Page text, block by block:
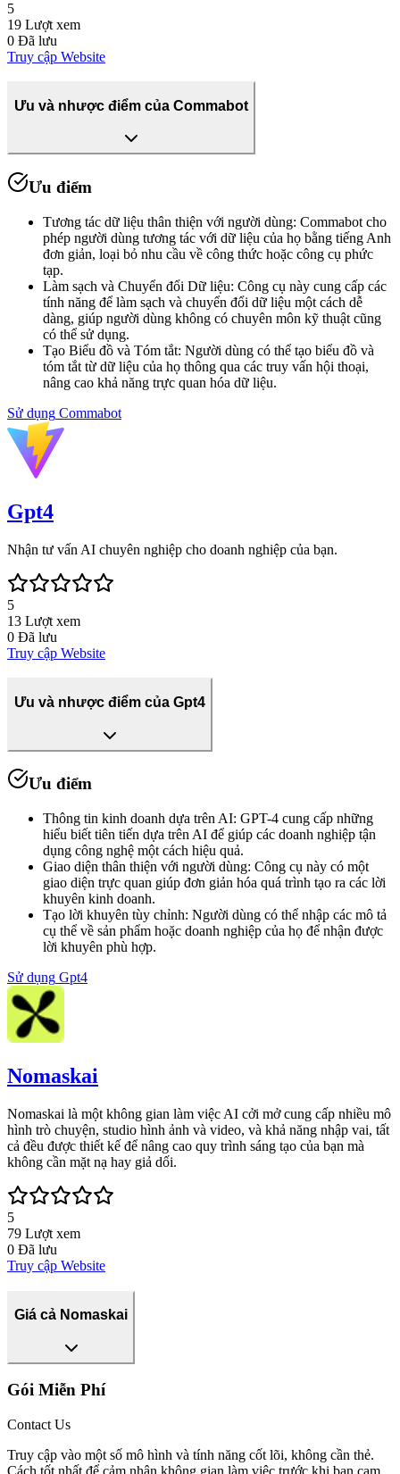
5
19 Lượt xem
0 Đã lưu
Truy cập Website
Ưu và nhược điểm của Commabot
Ưu điểm
Tương tác dữ liệu thân thiện với người dùng: Commabot cho
phép người dùng tương tác với dữ liệu của họ bằng tiếng Anh
đơn giản, loại bỏ nhu cầu về công thức hoặc công cụ phức
tạp.
Làm sạch và Chuyển đổi Dữ liệu: Công cụ này cung cấp các
tính năng để làm sạch và chuyển đổi dữ liệu một cách dễ
dàng, giúp người dùng không có chuyên môn kỹ thuật cũng
có thể sử dụng.
Tạo Biểu đồ và Tóm tắt: Người dùng có thể tạo biểu đồ và
tóm tắt từ dữ liệu của họ thông qua các truy vấn hội thoại,
nâng cao khả năng trực quan hóa dữ liệu.
Sử dụng Commabot
Gpt4
Nhận tư vấn AI chuyên nghiệp cho doanh nghiệp của bạn.
5
13 Lượt xem
0 Đã lưu
Truy cập Website
Ưu và nhược điểm của Gpt4
Ưu điểm
Thông tin kinh doanh dựa trên AI: GPT-4 cung cấp những
hiểu biết tiên tiến dựa trên AI để giúp các doanh nghiệp tận
dụng công nghệ một cách hiệu quả.
Giao diện thân thiện với người dùng: Công cụ này có một
giao diện trực quan giúp đơn giản hóa quá trình tạo ra các lời
khuyên kinh doanh.
Tạo lời khuyên tùy chỉnh: Người dùng có thể nhập các mô tả
cụ thể về sản phẩm hoặc doanh nghiệp của họ để nhận được
lời khuyên phù hợp.
Sử dụng Gpt4
Nomaskai
Nomaskai là một không gian làm việc AI cởi mở cung cấp nhiều mô
hình trò chuyện, studio hình ảnh và video, và khả năng nhập vai, tất
cả đều được thiết kế để nâng cao quy trình sáng tạo của bạn mà
không cần mặt nạ hay giả dối.
5
79 Lượt xem
0 Đã lưu
Truy cập Website
Giá cả Nomaskai
Gói Miễn Phí
Contact Us
Truy cập vào một số mô hình và tính năng cốt lõi, không cần thẻ.